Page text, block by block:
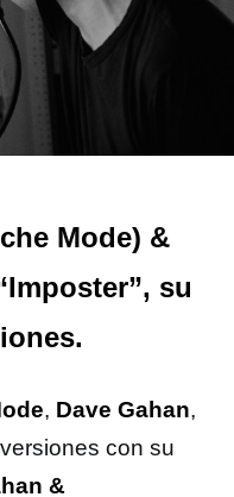
Mode) &
su
, Dave Gahan,
con su
&